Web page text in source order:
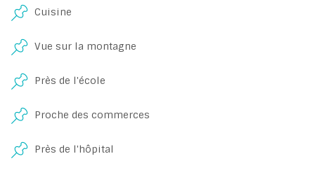
Cuisine
Vue sur la montagne
Près de l'école
Proche des commerces
Près de l'hôpital